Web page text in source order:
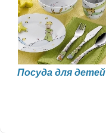
Посуда для детей